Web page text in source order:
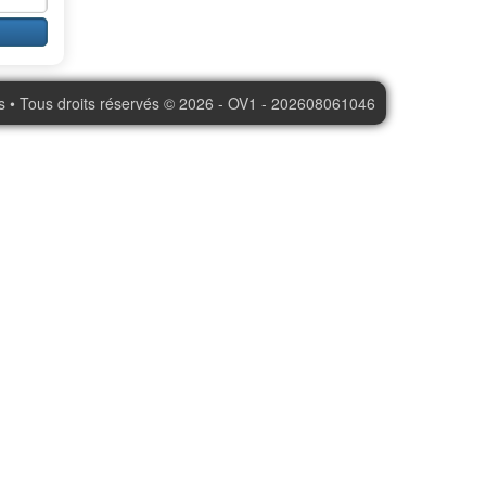
• Tous droits réservés © 2026 - OV1 - 202608061046